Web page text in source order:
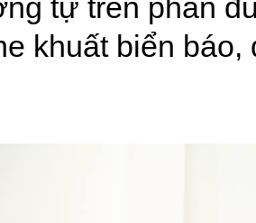
tự trên phần
khuất biển báo,